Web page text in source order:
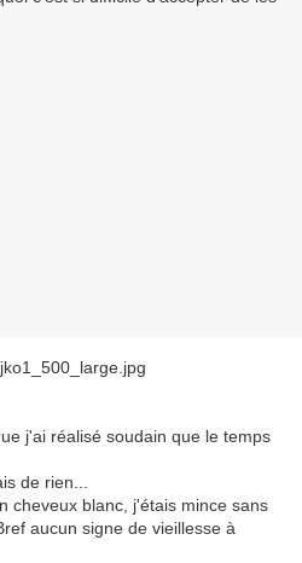
j'ai réalisé soudain que le temps
de rien...
cheveux blanc, j'étais mince sans
aucun signe de vieillesse à